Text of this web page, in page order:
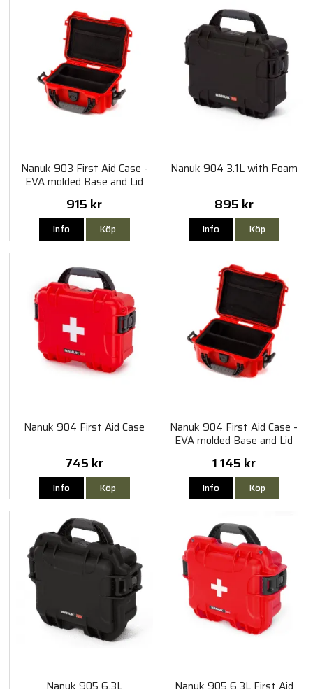
Nanuk 903 First Aid Case -
EVA molded Base and Lid
915 kr
Info Köp
Nanuk 904 3.1L with Foam
895 kr
Info Köp
Nanuk 904 First Aid Case
745 kr
Info Köp
Nanuk 904 First Aid Case -
EVA molded Base and Lid
1 145 kr
Info Köp